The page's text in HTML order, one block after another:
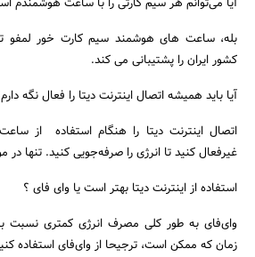
آیا می‌توانم هر سیم کارتی را با ساعت هوشمندم
بله، ساعت های هوشمند سیم کارت خور لمفو
کشور ایران را پشتیبانی می کند.
آیا باید همیشه اتصال اینترنت دیتا را فعال نگه
اتصال اینترنت دیتا را هنگام استفاده از
غیرفعال کنید تا انرژی را صرفه‌جویی کنید. تنها در
استفاده از اینترنت دیتا بهتر است یا وای فای ؟
وای‌فای به طور کلی مصرف انرژی کمتری نسبت به
زمان که ممکن است، ترجیحا از وای‌فای استفاده